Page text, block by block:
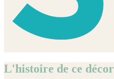
L'histoire de ce décor